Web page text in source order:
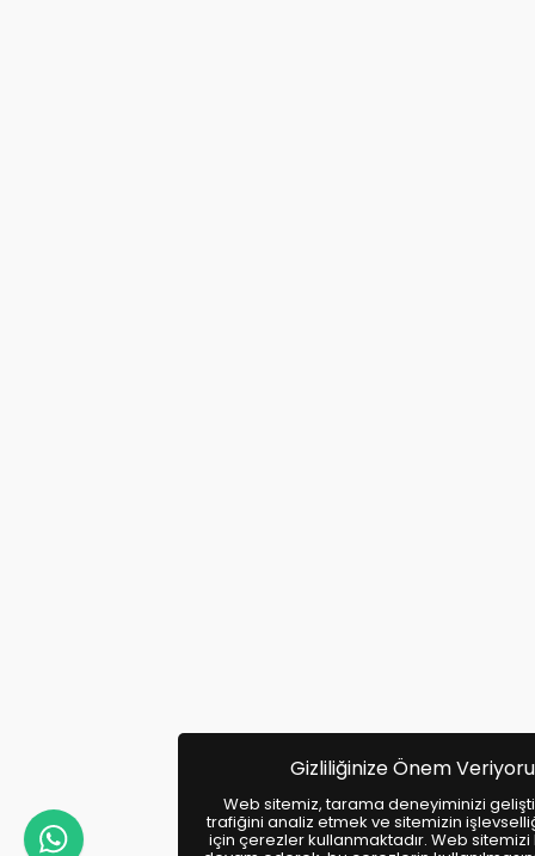
Gizliliğinize Önem
Web sitemiz, tarama deneyiminizi
trafiğini analiz etmek ve sitemizin
için çerezler kullanmaktadır. Web